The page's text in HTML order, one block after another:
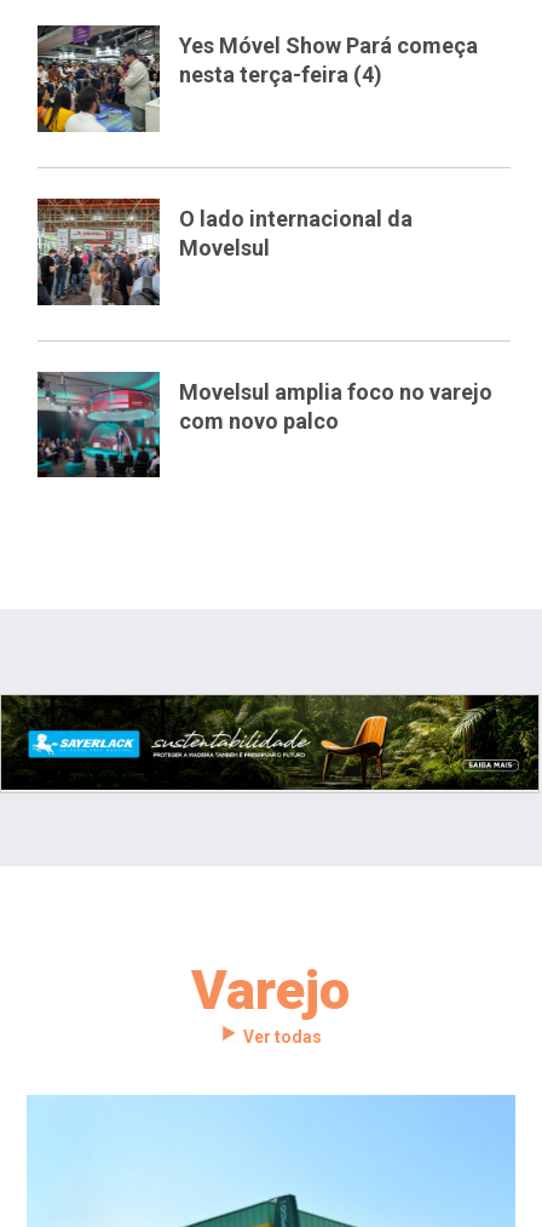
Yes Móvel Show Pará começa
nesta terça-feira (4)
O lado internacional da
Movelsul
Movelsul amplia foco no varejo
com novo palco
Varejo
Ver todas